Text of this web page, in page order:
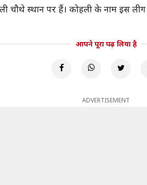
चौथे स्थान पर हैं। कोहली के नाम इस
आपने पूरा पढ़ लिया है
ADVERTISEMENT